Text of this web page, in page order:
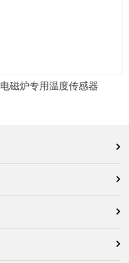
电磁炉专用温度传感器